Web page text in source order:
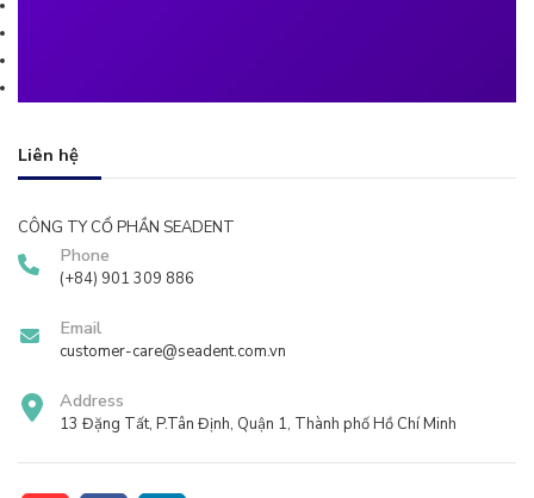
Liên hệ
CÔNG TY CỔ PHẦN SEADENT
Phone
(+84) 901 309 886
Email
customer-care@seadent.com.vn
Address
13 Đặng Tất, P.Tân Định, Quận 1, Thành phố Hồ Chí Minh